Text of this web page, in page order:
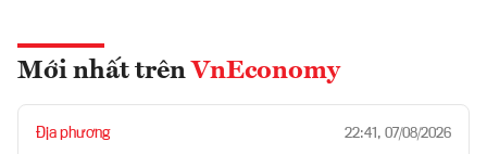
Mới nhất trên VnEconomy
Địa phương 22:41, 07/08/2026